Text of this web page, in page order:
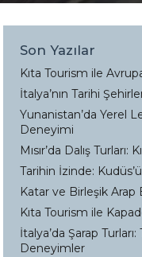
Son Yazılar
Kıta Tourism ile
İtalya’nın Tarihi
Yunanistan’da Yerel
Deneyimi
Mısır’da Dalış Turları:
Tarihin İzinde:
Katar ve Birleşik Arap
Kıta Tourism ile
İtalya’da Şarap
Deneyimler